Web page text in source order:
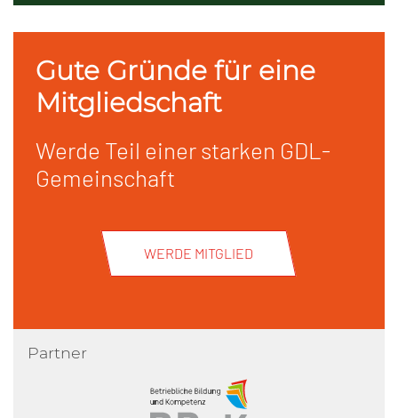
Gute Gründe für eine
Mitgliedschaft
Werde Teil einer starken GDL-
Gemeinschaft
WERDE MITGLIED
Partner